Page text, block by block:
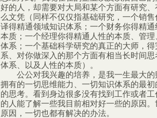
好的人，却需要对大局和某个方面有研究
么文凭（同样不仅仅指基础研究，一个销
译得精通领域知识体系；一个财务你得精
本质；一个经理你得精通人性的本质、管
体系；一个基础科学研究的真正的大师，
系、对你做深入的那个方面有相当长时间
体系、以及人性的本质）。
公公对我兴趣的培养，是我一生最大的
拥有的一切思维能力、一切知识体系的最
的思考。看到身边很多没有找到工作或者
的人能了解一些我目前相对好一些的原因。
原因，一切也都有解决的办法。